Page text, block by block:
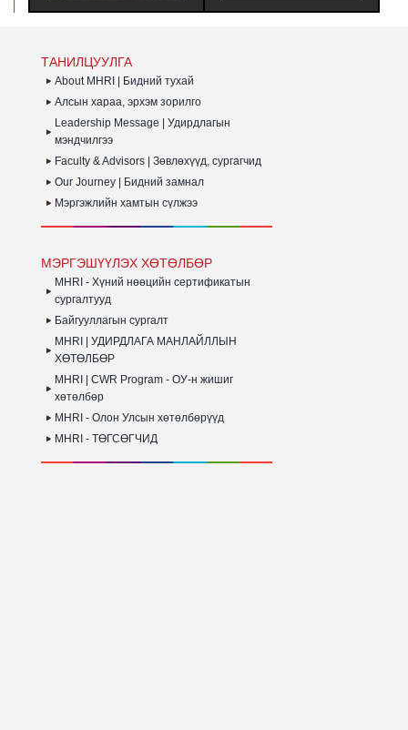
ТАНИЛЦУУЛГА
About MHRI | Бидний тухай
Алсын хараа, эрхэм зорилго
Leadership Message | Удирдлагын
мэндчилгээ
Faculty & Advisors | Зөвлөхүүд, сургагчид
Our Journey | Бидний замнал
Мэргэжлийн хамтын сүлжээ
МЭРГЭШҮҮЛЭХ ХӨТӨЛБӨР
MHRI - Хүний нөөцийн сертификатын
сургалтууд
Байгууллагын сургалт
MHRI | УДИРДЛАГА МАНЛАЙЛЛЫН
ХӨТӨЛБӨР
MHRI | CWR Program - ОУ-н жишиг
хөтөлбөр
MHRI - Олон Улсын хөтөлбөрүүд
MHRI - ТӨГСӨГЧИД